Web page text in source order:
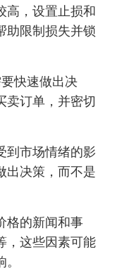
高，设置止损和
助限制损失并锁
快速做出决
卖订单，并密切
到市场情绪的影
出决策，而不是
格的新闻和事
，这些因素可能